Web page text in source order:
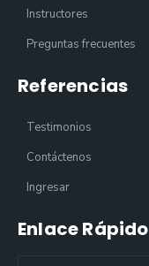
Instructores
Preguntas frecuentes
Referencias
Testimonios
Contáctenos
Ingresar
Enlace Rápido